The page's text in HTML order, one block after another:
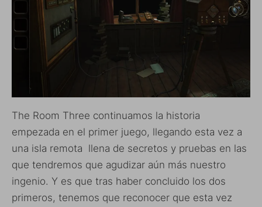
The Room Three continuamos la historia
empezada en el primer juego, llegando esta vez a
una isla remota llena de secretos y pruebas en las
que tendremos que agudizar aún más nuestro
ingenio. Y es que tras haber concluido los dos
primeros, tenemos que reconocer que esta vez